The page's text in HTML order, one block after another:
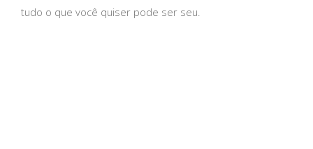
tudo o que você quiser pode ser seu.